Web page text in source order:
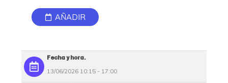
AÑADIR
CALENDARIO:
Fecha y hora:
13/06/2026 10:15 - 17:00